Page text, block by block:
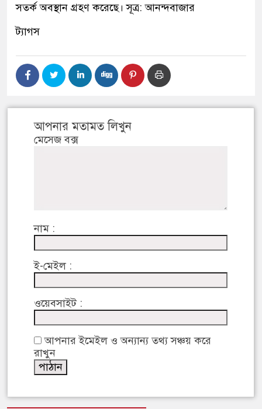
সতর্ক অবস্থান গ্রহণ করেছে। সূত্র: আনন্দবাজার
ট্যাগস
আপনার মতামত লিখুন
মেসেজ বক্স
নাম :
ই-মেইল :
ওয়েবসাইট :
আপনার ইমেইল ও অন্যান্য তথ্য সঞ্চয় করে
রাখুন